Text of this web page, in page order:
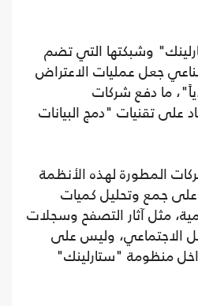
وشبكتها التي تضم
جعل عمليات الاعتراض
ما دفع شركات
على تقنيات "دمج البيانات
المطورة لهذه الأنظمة
على جمع وتحليل كميات
مثل آثار التصفح وسجلات
الاجتماعي، وليس على
منظومة "ستارلينك"